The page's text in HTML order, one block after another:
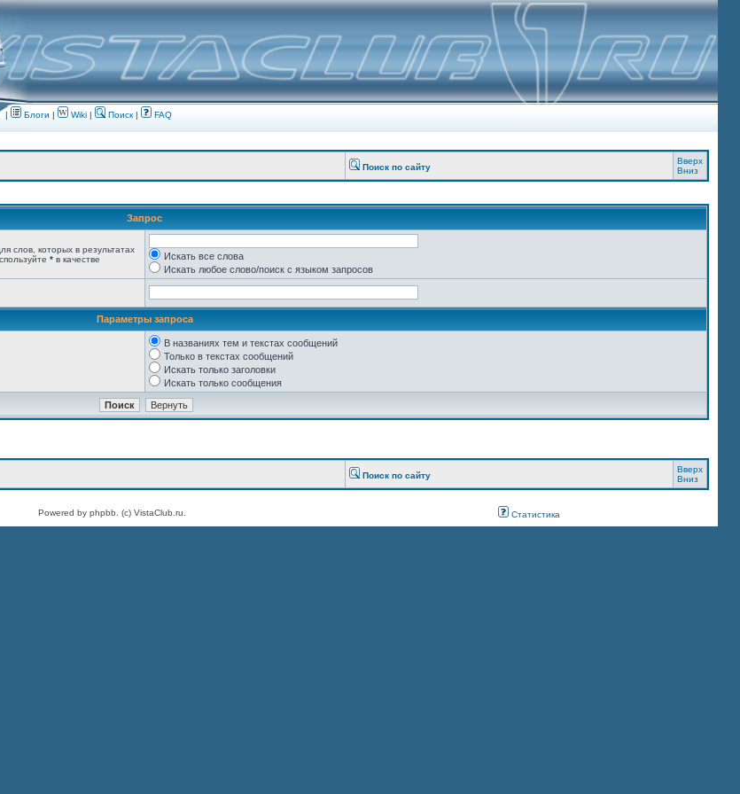
| Блоги | Wiki | Поиск| FAQ
Поиск по сайту
Вверх
Вниз
Запрос
слов, которых в результатах
* в качестве
Искать все слова
Искать любое слово/поиск с языком запросов
Параметры запроса
В названиях тем и текстах сообщений
Только в текстах сообщений
Искать только заголовки
Искать только сообщения
Поиск по сайту
Вверх
Вниз
Powered by phpbb. (c) VistaClub.ru. Статистика